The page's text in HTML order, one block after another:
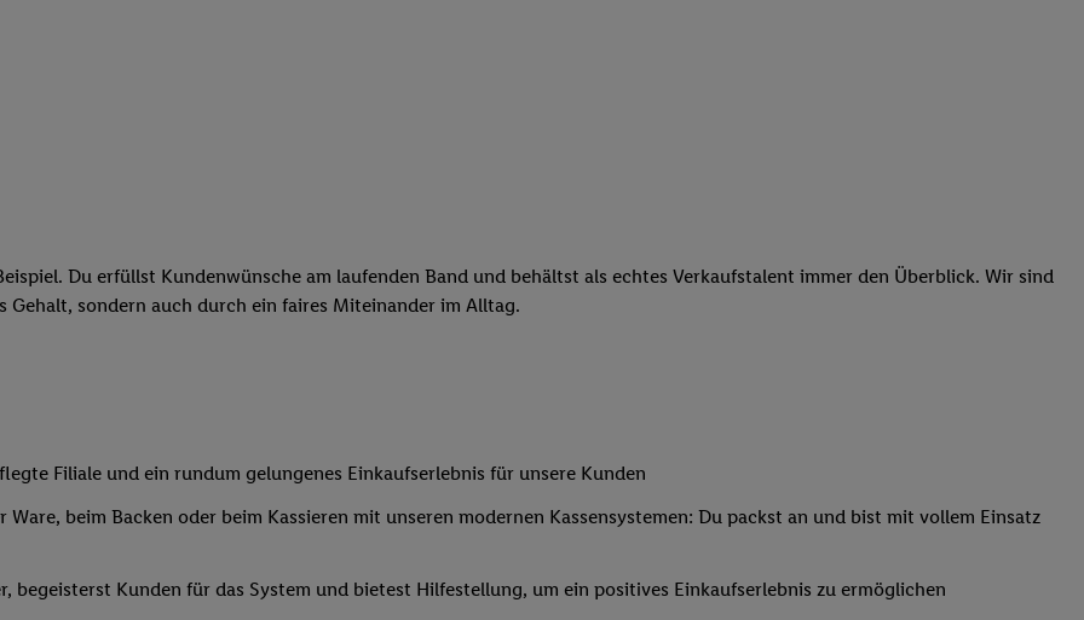
Du erfüllst Kundenwünsche am laufenden Band und behältst als echtes Verkaufstalent immer den Überblick. Wir sind
sondern auch durch ein faires Miteinander im Alltag.
Filiale und ein rundum gelungenes Einkaufserlebnis für unsere Kunden
beim Backen oder beim Kassieren mit unseren modernen Kassensystemen: Du packst an und bist mit vollem Einsatz
begeisterst Kunden für das System und bietest Hilfestellung, um ein positives Einkaufserlebnis zu ermöglichen